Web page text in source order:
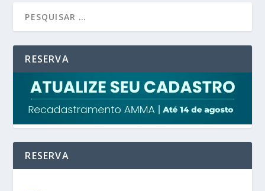
RESERVA
RESERVA